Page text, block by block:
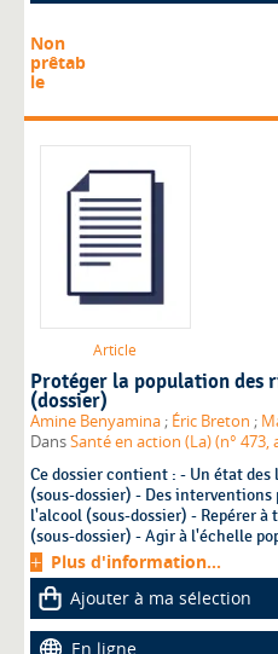
Non
prêtab
le
Article
Protéger la population des
(dossier)
Amine Benyamina ; Éric Breton ;
DansSanté en action (La) (n° 473,
Ce dossier contient : - Un état des lieux toujours préoccupant
(sous-dossier) - Des interventions
l'alcool (sous-dossier) - Repérer à
(sous-dossier) - Agir à l'échelle
Plus d'information...
Ajouter à ma sélection
En ligne